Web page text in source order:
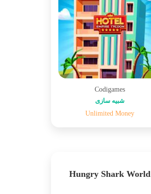
Codigames
شبیه سازی
Unlimited Money
Hungry Shark World